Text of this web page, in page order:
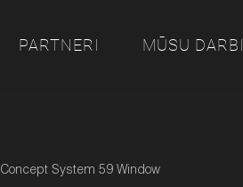
PARTNERI MŪSU DARBI
Concept System 59 Window